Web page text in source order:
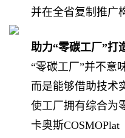
并在全省复制推广
助力“零碳工厂”打
“零碳工厂”并不意
而是能够借助技术
使工厂拥有综合为
卡奥斯COSMOPlat